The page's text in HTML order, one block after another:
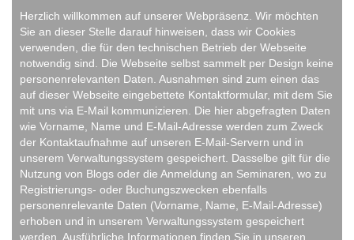
Herzlich willkommen auf unserer Webpräsenz. Wir möchten
Sie an dieser Stelle darauf hinweisen, dass wir Cookies
verwenden, die für den technischen Betrieb der Webseite
notwendig sind. Die Webseite selbst sammelt per Design keine
personenrelevanten Daten. Ausnahmen sind zum einen das
auf dieser Webseite eingebettete Kontaktformular, mit dem Sie
mit uns via E-Mail kommunizieren. Die hier abgefragten Daten
wie Vorname, Name und E-Mail-Adresse werden zum Zweck
der Kontaktaufnahme auf unseren E-Mail-Servern und in
unserem Verwaltungssystem gespeichert. Dasselbe gilt für die
Nutzung von Blogs oder die Anmeldung an Seminaren, wo zu
Registrierungs- oder Buchungszwecken ebenfalls
personenrelevante Daten (Vorname, Name, E-Mail-Adresse)
erhoben und in unserem Verwaltungssystem gespeichert
werden. Ausführliche Informationen finden Sie in unseren